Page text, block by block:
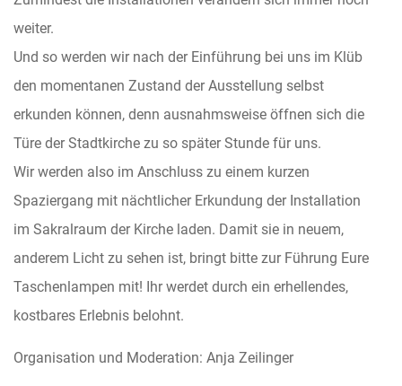
weiter.
Und so werden wir nach der Einführung bei uns im Klüb
den momentanen Zustand der Ausstellung selbst
erkunden können, denn ausnahmsweise öffnen sich die
Türe der Stadtkirche zu so später Stunde für uns.
Wir werden also im Anschluss zu einem kurzen
Spaziergang mit nächtlicher Erkundung der Installation
im Sakralraum der Kirche laden. Damit sie in neuem,
anderem Licht zu sehen ist, bringt bitte zur Führung Eure
Taschenlampen mit! Ihr werdet durch ein erhellendes,
kostbares Erlebnis belohnt.
Organisation und Moderation: Anja Zeilinger